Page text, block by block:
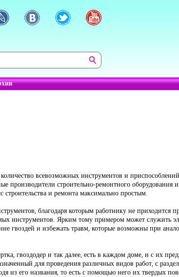
всевозможных инструментов и
строительно-ремонтного оборудования
и ремонта максимально простым.
благодаря которым работнику не приходится
инструментов. Ярким тому примером может служить
гвоздей и избежать травм, которые возможны при
гвоздодер и так далее, есть в каждом доме, и с их
для проведения различных видов работ, с
из его названия, то есть с помощью него их твердых